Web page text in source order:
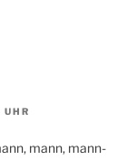
mann, mann-